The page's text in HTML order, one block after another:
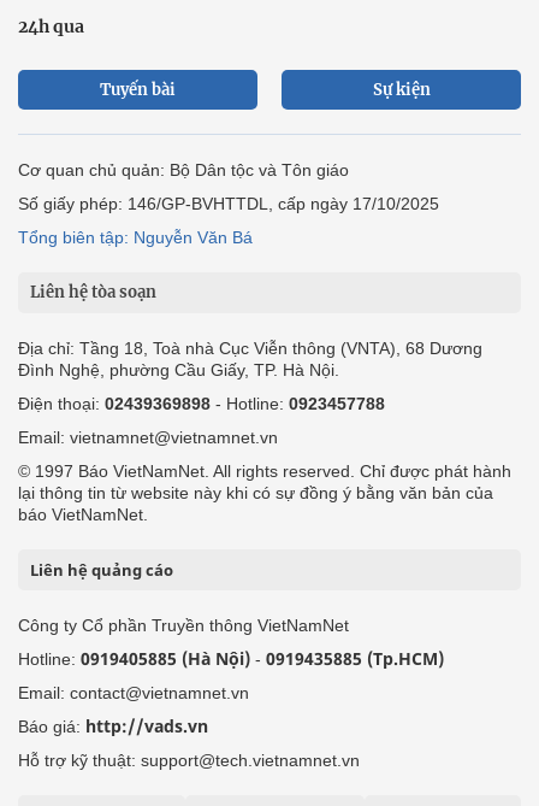
24h qua
Tuyến bài Sự kiện
Cơ quan chủ quản: Bộ Dân tộc và Tôn giáo
Số giấy phép: 146/GP-BVHTTDL, cấp ngày 17/10/2025
Tổng biên tập: Nguyễn Văn Bá
Liên hệ tòa soạn
Địa chỉ: Tầng 18, Toà nhà Cục Viễn thông (VNTA), 68 Dương
Đình Nghệ, phường Cầu Giấy, TP. Hà Nội.
Điện thoại: 02439369898 - Hotline: 0923457788
Email: vietnamnet@vietnamnet.vn
© 1997 Báo VietNamNet. All rights reserved. Chỉ được phát hành
lại thông tin từ website này khi có sự đồng ý bằng văn bản của
báo VietNamNet.
Liên hệ quảng cáo
Công ty Cổ phần Truyền thông VietNamNet
Hotline: 0919405885 (Hà Nội) - 0919435885 (Tp.HCM)
Email: contact@vietnamnet.vn
Báo giá: http://vads.vn
Hỗ trợ kỹ thuật: support@tech.vietnamnet.vn